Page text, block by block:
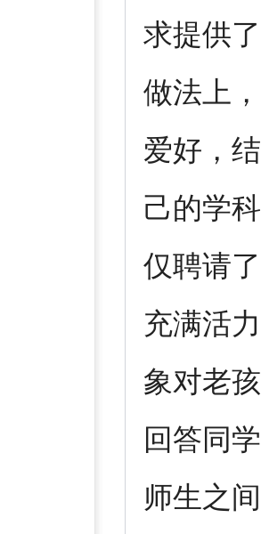
求提供
做法上
爱好，
己的学
仅聘请
充满活
象对老
回答同
师生之